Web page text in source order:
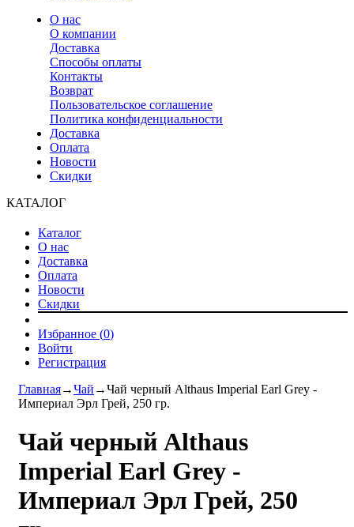
О нас
О компании
Доставка
Способы оплаты
Контакты
Возврат
Пользовательское соглашение
Политика конфиденциальности
Доставка
Оплата
Новости
Скидки
КАТАЛОГ
Каталог
О нас
Доставка
Оплата
Новости
Скидки
Избранное (0)
Войти
Регистрация
Главная→Чай →Чай черный Althaus Imperial Earl Grey -
Империал Эрл Грей, 250 гр.
Чай черный Althaus
Imperial Earl Grey -
Империал Эрл Грей, 250